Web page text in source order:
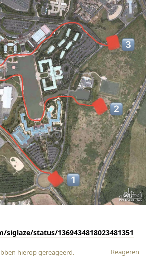
status/1369434818023481351
Reageren
hierop gereageerd.